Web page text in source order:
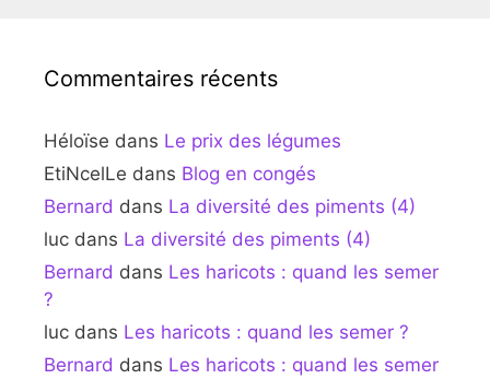
Commentaires récents
Héloïse dans Le prix des légumes
EtiNcelLe dans Blog en congés
Bernard dans La diversité des piments (4)
luc dans La diversité des piments (4)
Bernard dans Les haricots : quand les semer
?
luc dans Les haricots : quand les semer ?
Bernard dans Les haricots : quand les semer